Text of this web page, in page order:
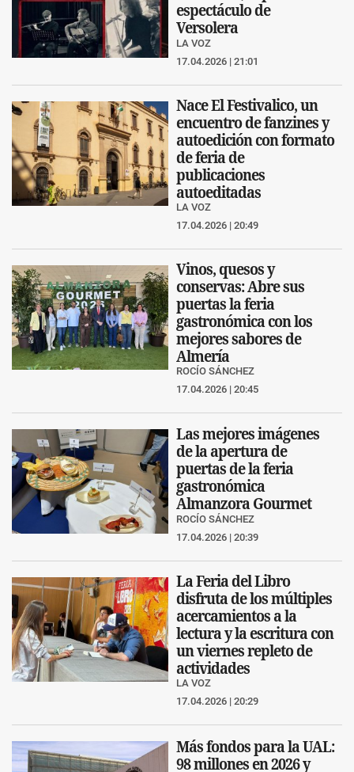
espectáculo de
Versolera
LA VOZ
17.04.2026 | 21:01
Nace El Festivalico, un
encuentro de fanzines y
autoedición con formato
de feria de
publicaciones
autoeditadas
LA VOZ
17.04.2026 | 20:49
Vinos, quesos y
conservas: Abre sus
puertas la feria
gastronómica con los
mejores sabores de
Almería
ROCÍO SÁNCHEZ
17.04.2026 | 20:45
Las mejores imágenes
de la apertura de
puertas de la feria
gastronómica
Almanzora Gourmet
ROCÍO SÁNCHEZ
17.04.2026 | 20:39
La Feria del Libro
disfruta de los múltiples
acercamientos a la
lectura y la escritura con
un viernes repleto de
actividades
LA VOZ
17.04.2026 | 20:29
Más fondos para la UAL:
98 millones en 2026 y